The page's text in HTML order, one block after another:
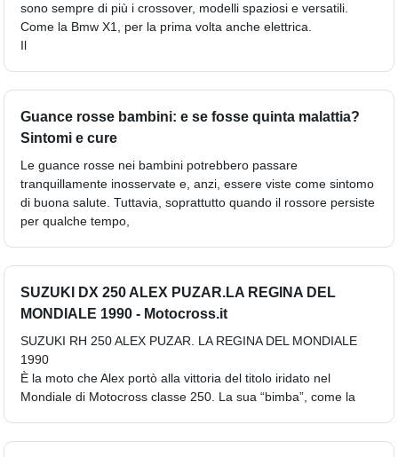
sono sempre di più i crossover, modelli spaziosi e versatili.
Come la Bmw X1, per la prima volta anche elettrica.
Il
Guance rosse bambini: e se fosse quinta malattia?
Sintomi e cure
Le guance rosse nei bambini potrebbero passare
tranquillamente inosservate e, anzi, essere viste come sintomo
di buona salute. Tuttavia, soprattutto quando il rossore persiste
per qualche tempo,
SUZUKI DX 250 ALEX PUZAR.LA REGINA DEL
MONDIALE 1990 - Motocross.it
SUZUKI RH 250 ALEX PUZAR. LA REGINA DEL MONDIALE
1990
È la moto che Alex portò alla vittoria del titolo iridato nel
Mondiale di Motocross classe 250. La sua “bimba”, come la